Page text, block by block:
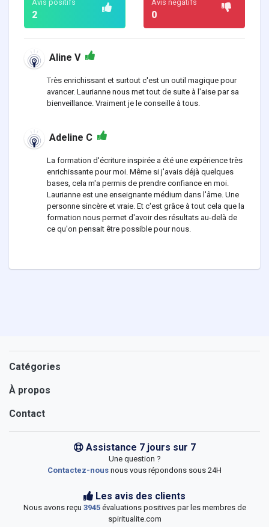
Avis positifs
2
Avis négatifs
0
Aline V
Très enrichissant et surtout c'est un outil magique pour
avancer. Laurianne nous met tout de suite à l'aise par sa
bienveillance. Vraiment je le conseille à tous.
Adeline C
La formation d'écriture inspirée a été une expérience très
enrichissante pour moi. Même si j'avais déjà quelques
bases, cela m'a permis de prendre confiance en moi.
Laurianne est une enseignante médium dans l'âme. Une
personne sincère et vraie. Et c'est grâce à tout cela que la
formation nous permet d'avoir des résultats au-delà de
ce qu'on pensait être possible pour nous.
Catégories
À propos
Contact
Assistance 7 jours sur 7
Une question ?
Contactez-nous nous vous répondons sous 24H
Les avis des clients
Nous avons reçu 3945évaluations positives par les membres de
spiritualite.com